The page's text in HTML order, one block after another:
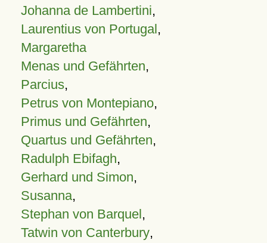
Johanna de Lambertini,
Laurentius von Portugal,
Margaretha
Menas und Gefährten,
Parcius,
Petrus von Montepiano,
Primus und Gefährten,
Quartus und Gefährten,
Radulph Ebifagh,
Gerhard und Simon,
Susanna,
Stephan von Barquel,
Tatwin von Canterbury,